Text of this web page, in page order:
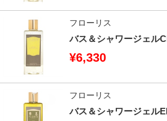
フローリス
バス＆シャワージェル
¥6,330
フローリス
バス＆シャワージェル